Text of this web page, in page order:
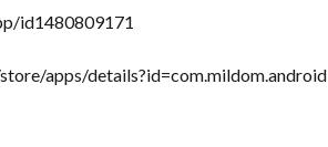
id1480809171
apps/details?id=com.mildom.android